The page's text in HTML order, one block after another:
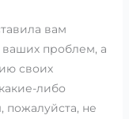
вам
проблем, а
своих
либо
не